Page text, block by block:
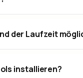
der Laufzeit
installieren?